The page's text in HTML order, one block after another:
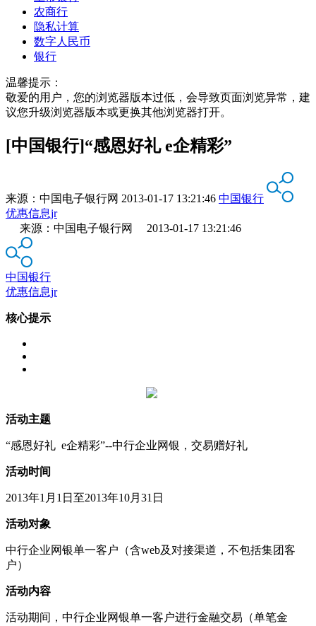
农商行
隐私计算
数字人民币
银行
温馨提示：
敬爱的用户，您的浏览器版本过低，会导致页面浏览异常，建
议您升级浏览器版本或更换其他浏览器打开。
[中国银行]“感恩好礼 e企精彩”
来源： 中国电子银行网 2013-01-17 13:21:46 中国银行
优惠信息jr
来源：中国电子银行网 2013-01-17 13:21:46
中国银行
优惠信息jr
核心提示
活动主题
“感恩好礼 e企精彩”--中行企业网银，交易赠好礼
活动时间
2013年1月1日至2013年10月31日
活动对象
中行企业网银单一客户（含web及对接渠道，不包括集团客
户）
活动内容
活动期间，中行企业网银单一客户进行金融交易（单笔金